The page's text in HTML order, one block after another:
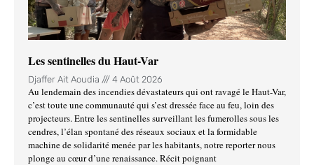
Les sentinelles du Haut-Var
Djaffer Ait Aoudia 4 Août 2026
Au lendemain des incendies dévastateurs qui ont ravagé le Haut-Var,
c’est toute une communauté qui s’est dressée face au feu, loin des
projecteurs. Entre les sentinelles surveillant les fumerolles sous les
cendres, l’élan spontané des réseaux sociaux et la formidable
machine de solidarité menée par les habitants, notre reporter nous
plonge au cœur d’une renaissance. Récit poignant